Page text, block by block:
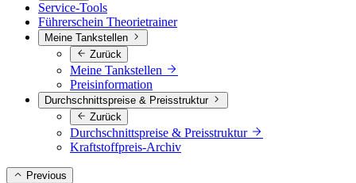
Service-Tools
Führerschein Theorietrainer
Meine Tankstellen
Zurück
Meine Tankstellen
Preisinformation
Durchschnittspreise & Preisstruktur
Zurück
Durchschnittspreise & Preisstruktur
Kraftstoffpreis-Archiv
Previous